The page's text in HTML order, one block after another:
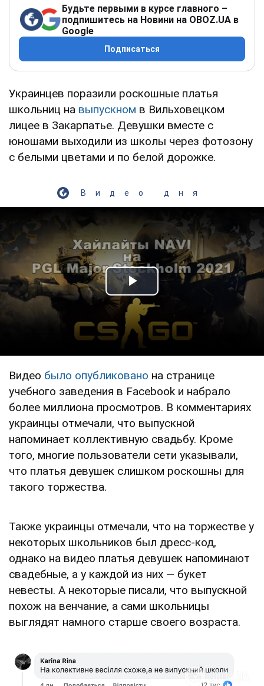
Будьте первыми в курсе главного –
подпишитесь на Новини на OBOZ.UA в
Google
Подписаться
Украинцев поразили роскошные платья
школьниц на выпускном в Вильховецком
лицее в Закарпатье. Девушки вместе с
юношами выходили из школы через фотозону
с белыми цветами и по белой дорожке.
Видео дня
Play Video
Видео было опубликовано на странице
учебного заведения в Facebook и набрало
более миллиона просмотров. В комментариях
украинцы отмечали, что выпускной
напоминает коллективную свадьбу. Кроме
того, многие пользователи сети указывали,
что платья девушек слишком роскошны для
такого торжества.
Также украинцы отмечали, что на торжестве у
некоторых школьников был дресс-код,
однако на видео платья девушек напоминают
свадебные, а у каждой из них — букет
невесты. А некоторые писали, что выпускной
похож на венчание, а сами школьницы
выглядят намного старше своего возраста.